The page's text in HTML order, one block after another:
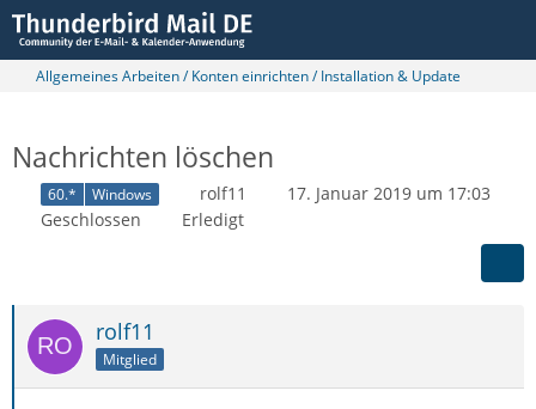
Allgemeines Arbeiten / Konten einrichten / Installation & Update
Nachrichten löschen
60.* Windows rolf11
17. Januar 2019 um 17:03
Geschlossen
Erledigt
rolf11
Mitglied